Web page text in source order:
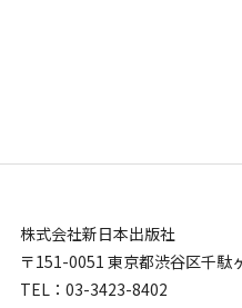
株式会社新日本出版社
〒151-0051 東京都渋谷区千駄
TEL：03-3423-8402